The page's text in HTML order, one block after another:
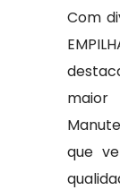
Com
que